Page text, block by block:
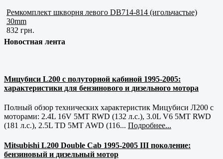
Ремкомплект шкворня левого DB714-814 (игольчастые)
30mm
832 грн.
Новостная лента
Мицубиси L200 с полуторной кабиной 1995-2005:
характеристики для бензинового и дизельного мотора
Полный обзор технических характеристик Мицубиси Л200 с
моторами: 2.4L 16V 5MT RWD (132 л.с.), 3.0L V6 5MT RWD
(181 л.с.), 2.5L TD 5MT AWD (116... Подробнее...
Mitsubishi L200 Double Cab 1995-2005 III поколение:
бензиновый и дизельный мотор